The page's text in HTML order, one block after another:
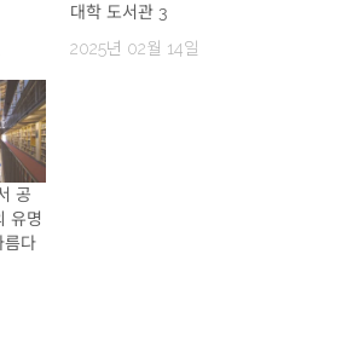
대학 도서관 3
2025년 02월 14일
공
유명
름다